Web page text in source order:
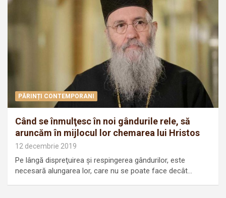
PĂRINȚI CONTEMPORANI
Când se înmulţesc în noi gândurile rele, să
aruncăm în mijlocul lor chemarea lui Hristos
12 decembrie 2019
Pe lângă dispreţuirea şi respingerea gândurilor, este
necesară alungarea lor, care nu se poate face decât…